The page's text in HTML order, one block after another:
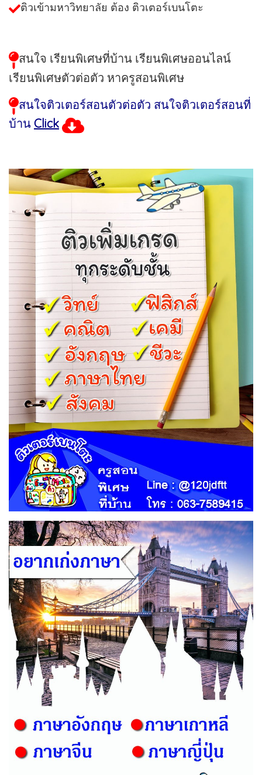
ติวเข้ามหาวิทยาลัย ต้อง ติวเตอร์เบนโตะ
สนใจ เรียนพิเศษที่บ้าน เรียนพิเศษออนไลน์
เรียนพิเศษตัวต่อตัว หาครูสอนพิเศษ
สนใจติวเตอร์สอนตัวต่อตัว สนใจติวเตอร์สอนที่
บ้าน Click